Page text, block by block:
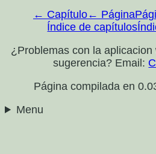
← Capítulo← Página
Índice de capítulos
¿Problemas con la
sugerencia? Email:
Página compilada en
Menu